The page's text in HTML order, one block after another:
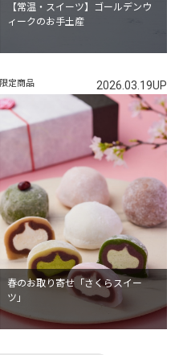
【常温・スイーツ】ゴールデンウ
ィークのお手土産
春のお取り寄せ「さくらスイー
ツ」
限定商品 2026.03.19UP